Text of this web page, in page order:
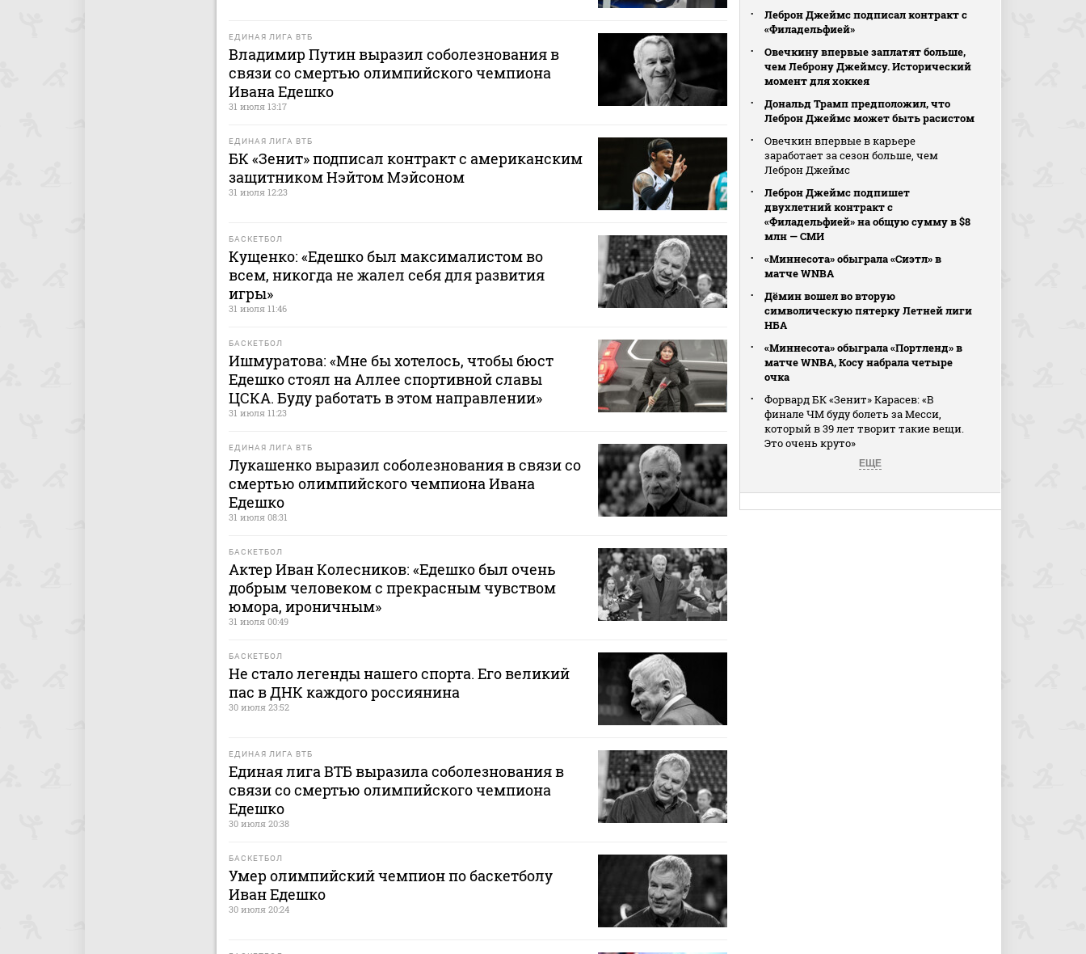
ЕДИНАЯ ЛИГА ВТБ
Владимир Путин выразил соболезнования в
связи со смертью олимпийского чемпиона
Ивана Едешко
31 июля 13:17
ЕДИНАЯ ЛИГА ВТБ
БК «Зенит» подписал контракт с американским
защитником Нэйтом Мэйсоном
31 июля 12:23
БАСКЕТБОЛ
Кущенко: «Едешко был максималистом во
всем, никогда не жалел себя для развития
игры»
31 июля 11:46
БАСКЕТБОЛ
Ишмуратова: «Мне бы хотелось, чтобы бюст
Едешко стоял на Аллее спортивной славы
ЦСКА. Буду работать в этом направлении»
31 июля 11:23
ЕДИНАЯ ЛИГА ВТБ
Лукашенко выразил соболезнования в связи со
смертью олимпийского чемпиона Ивана
Едешко
31 июля 08:31
БАСКЕТБОЛ
Актер Иван Колесников: «Едешко был очень
добрым человеком с прекрасным чувством
юмора, ироничным»
31 июля 00:49
БАСКЕТБОЛ
Не стало легенды нашего спорта. Его великий
пас в ДНК каждого россиянина
30 июля 23:52
ЕДИНАЯ ЛИГА ВТБ
Единая лига ВТБ выразила соболезнования в
связи со смертью олимпийского чемпиона
Едешко
30 июля 20:38
БАСКЕТБОЛ
Умер олимпийский чемпион по баскетболу
Иван Едешко
30 июля 20:24
Леброн Джеймс подписал контракт с
«Филадельфией»
Овечкину впервые заплатят больше,
чем Леброну Джеймсу. Исторический
момент для хоккея
Дональд Трамп предположил, что
Леброн Джеймс может быть расистом
Овечкин впервые в карьере
заработает за сезон больше, чем
Леброн Джеймс
Леброн Джеймс подпишет
двухлетний контракт с
«Филадельфией» на общую сумму в $8
млн — СМИ
«Миннесота» обыграла «Сиэтл» в
матче WNBA
Дёмин вошел во вторую
символическую пятерку Летней лиги
НБА
«Миннесота» обыграла «Портленд» в
матче WNBA, Косу набрала четыре
очка
Форвард БК «Зенит» Карасев: «В
финале ЧМ буду болеть за Месси,
который в 39 лет творит такие вещи.
Это очень круто»
ЕЩЕ